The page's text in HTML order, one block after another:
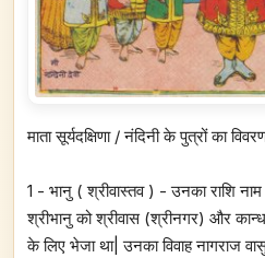
माता सूर्यदक्षिणा / नंदिनी के पुत्रों का
1 - भानु ( श्रीवास्तव ) - उनका राशि
श्रीभानु को श्रीवास (श्रीनगर) और
के लिए भेजा था| उनका विवाह नागराज